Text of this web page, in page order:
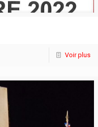
Voir plus